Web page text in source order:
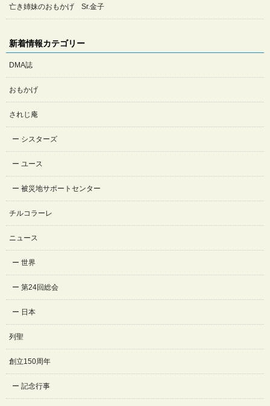
亡き姉妹のおもかげ Sr.金子
新着情報カテゴリー
DMA誌
おもかげ
されじ庵
シスターズ
ユース
被災地サポートセンター
チルコラーレ
ニュース
世界
第24回総会
日本
列聖
創立150周年
記念行事